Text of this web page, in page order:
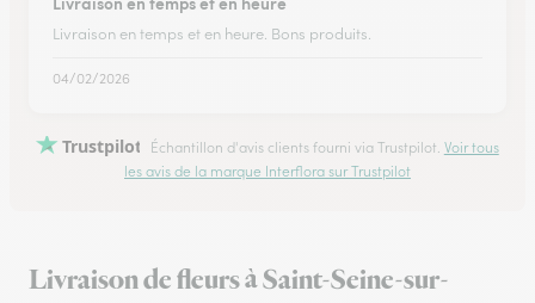
Livraison en temps et en heure. Bons produits.
04/02/2026
Trustpilot Échantillon d'avis clients fourni via Trustpilot. Voir tous
les avis de la marque Interflora sur Trustpilot
Livraison de fleurs à Saint-Seine-sur-